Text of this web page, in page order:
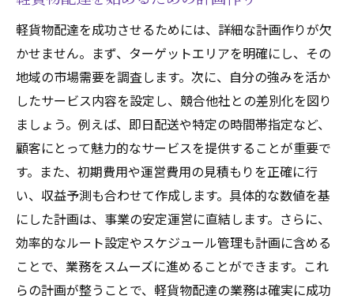
軽貨物配達を成功させるためには、詳細な計画作りが欠
かせません。まず、ターゲットエリアを明確にし、その
地域の市場需要を調査します。次に、自分の強みを活か
したサービス内容を設定し、競合他社との差別化を図り
ましょう。例えば、即日配送や特定の時間帯指定など、
顧客にとって魅力的なサービスを提供することが重要で
す。また、初期費用や運営費用の見積もりを正確に行
い、収益予測も合わせて作成します。具体的な数値を基
にした計画は、事業の安定運営に直結します。さらに、
効率的なルート設定やスケジュール管理も計画に含める
ことで、業務をスムーズに進めることができます。これ
らの計画が整うことで、軽貨物配達の業務は確実に成功